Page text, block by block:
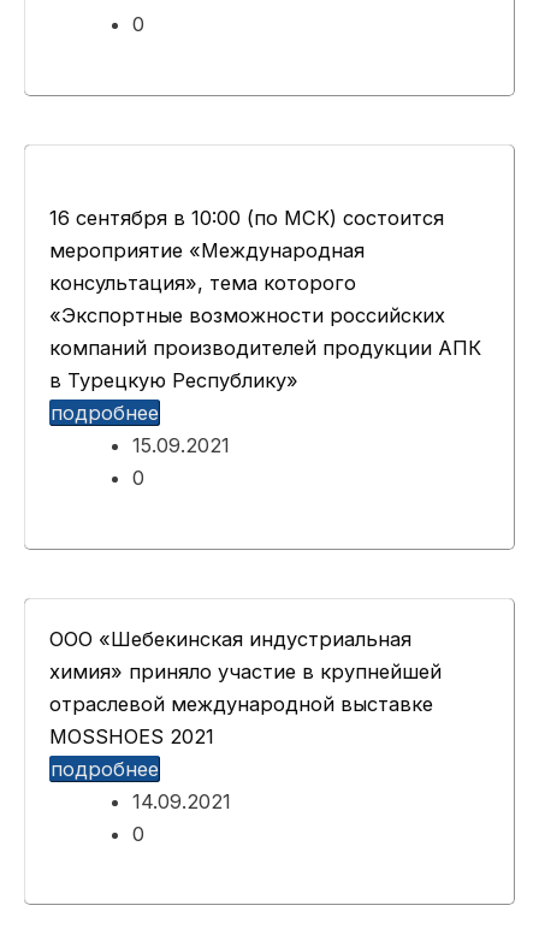
0
16 сентября в 10:00 (по МСК) состоится
мероприятие «Международная
консультация», тема которого
«Экспортные возможности российских
компаний производителей продукции АПК
в Турецкую Республику»
подробнее
15.09.2021
0
ООО «Шебекинская индустриальная
химия» приняло участие в крупнейшей
отраслевой международной выставке
MOSSHOES 2021
подробнее
14.09.2021
0